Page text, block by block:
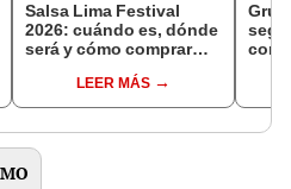
Salsa Lima Festival
2026: cuándo es, dónde
será y cómo comprar
LEER MÁS